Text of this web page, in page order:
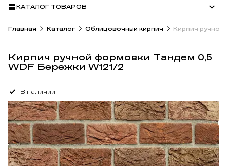
КАТАЛОГ ТОВАРОВ
Главная Каталог Облицовочный кирпич Кирпич ручной
Кирпич ручной формовки Тандем 0,5
WDF Бережки W121/2
В наличии